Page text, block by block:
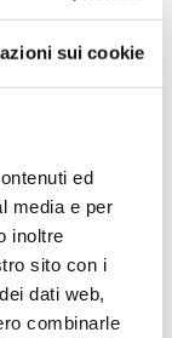
sui cookie
ed
media e per
inoltre
sito con i
dati web,
combinarle
che si
fasce più
possibile al
sugli istituti
telematico
da parte
le
nonché
dalle reti di